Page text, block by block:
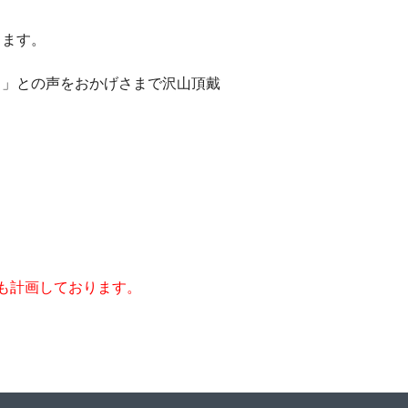
す。
との声をおかげさまで沢山頂戴
画しております。